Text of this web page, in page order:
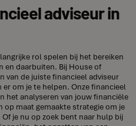
adviseur in
rol spelen bij het bereiken
en daarbuiten. Bij House of
van de juiste financieel adviseur
om je te helpen. Onze financieel
het analyseren van jouw financiële
maat gemaakte strategie om je
je nu op zoek bent naar hulp bij